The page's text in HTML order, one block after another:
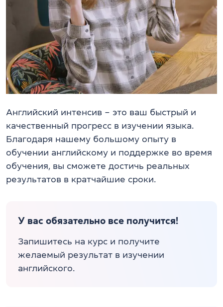
Английский интенсив – это ваш быстрый и
качественный прогресс в изучении языка.
Благодаря нашему большому опыту в
обучении английскому и поддержке во время
обучения, вы сможете достичь реальных
результатов в кратчайшие сроки.
У вас обязательно все получится!
Запишитесь на курс и получите
желаемый результат в изучении
английского.